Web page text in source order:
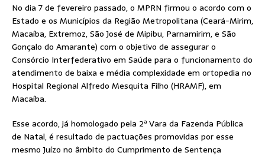
No dia 7 de fevereiro passado, o MPRN firmou o acordo com o
Estado e os Municípios da Região Metropolitana (Ceará-Mirim,
Macaíba, Extremoz, São José de Mipibu, Parnamirim, e São
Gonçalo do Amarante) com o objetivo de assegurar o
Consórcio Interfederativo em Saúde para o funcionamento do
atendimento de baixa e média complexidade em ortopedia no
Hospital Regional Alfredo Mesquita Filho (HRAMF), em
Macaíba.
Esse acordo, já homologado pela 2ª Vara da Fazenda Pública
de Natal, é resultado de pactuações promovidas por esse
mesmo Juízo no âmbito do Cumprimento de Sentença